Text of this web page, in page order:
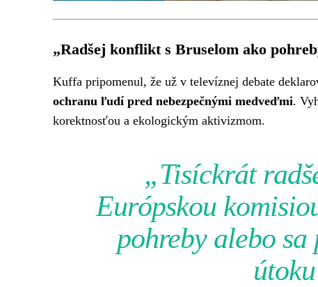
„Radšej konflikt s Bruselom ako
Kuffa pripomenul, že už v televíznej debate
ochranu ľudí pred nebezpečnými medveďmi.
korektnosťou a ekologickým aktivizmom.
„Tisíckrát
Európskou
pohreby alebo